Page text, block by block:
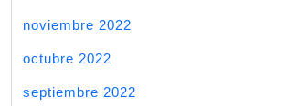
noviembre 2022
octubre 2022
septiembre 2022